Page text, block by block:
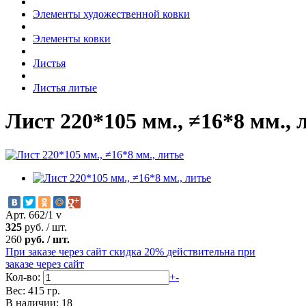
Элементы художественной ковки
Элементы ковки
Листья
Листья литые
Лист 220*105 мм., ≠16*8 мм.,
Арт. 662/1 v
325 руб. /шт.
260 руб. /шт.
При заказе через сайт скидка 20% действительна при
заказе через сайт
Кол-во:
+-
Вес: 415 гр.
В наличии: 18